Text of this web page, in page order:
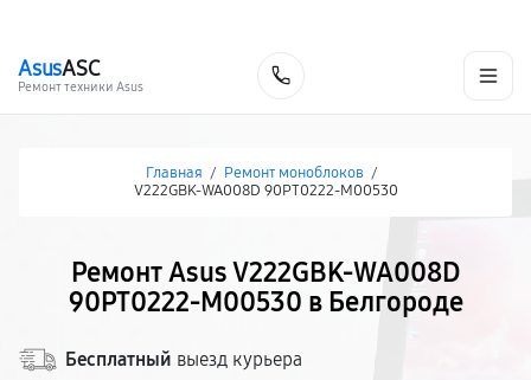
AsusASC
Ремонт техники Asus
Главная / Ремонт моноблоков /
V222GBK-WA008D 90PT0222-M00530
Ремонт Asus V222GBK-WA008D
90PT0222-M00530 в Белгороде
Бесплатный выезд курьера